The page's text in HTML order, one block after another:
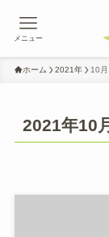
メニュー
ホーム 2021年 10月
2021年10月